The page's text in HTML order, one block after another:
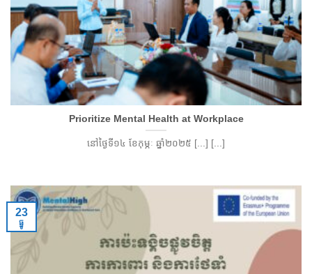
Prioritize Mental Health at Workplace
នៅថ្ងៃទី​១៤ ខែកុម្ភៈ ឆ្នាំ២០២៥ [...] [...]
23
ធ្នូ